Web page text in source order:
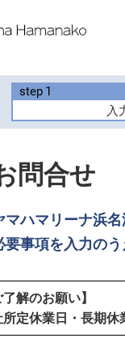
step 1
入
問合せ
マハマリーナ浜
要事項を入力の
了解のお願い】
所定休業日・長期休